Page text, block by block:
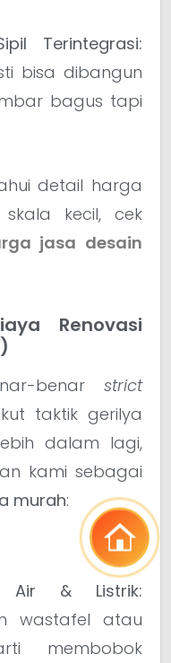
Terintegrasi:
bisa dibangun
bagus tapi
detail harga
skala kecil, cek
jasa desain
Renovasi
benar strict
taktik gerilya
dalam lagi,
kami sebagai
murah:
Air & Listrik:
wastafel atau
membobok